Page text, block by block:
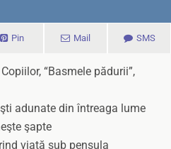
Pin Mail SMS
“Basmele pădurii”,
adunate din întreaga lume
şapte
viață sub pensula